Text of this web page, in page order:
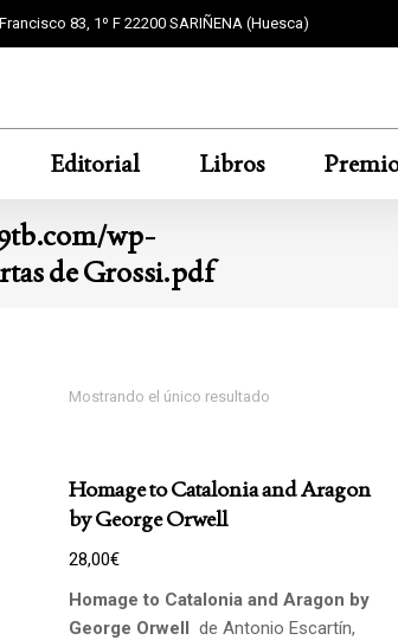
83, 1º F 22200 SARIÑENA (Huesca)
Editorial Libros
wp-
de Grossi.pdf
Mostrando el único resultado
Homage to Catalonia and Aragon
by George Orwell
28,00€
Homage to Catalonia and Aragon by
George Orwell de Antonio Escartín,